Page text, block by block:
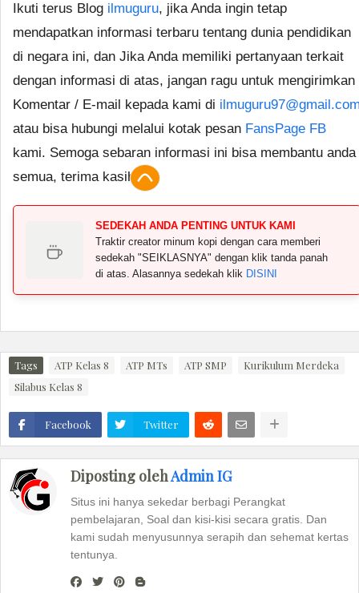
Ikuti terus Blog ilmuguru, jika Anda ingin tetap
mendapatkan informasi terbaru tentang dunia pendidikan
di negara ini, dan Jika Anda memiliki pertanyaan terkait
dengan informasi di atas, jangan ragu untuk mengirimkan
Komentar / E-mail kepada kami di
atau bisa hubungi melalui kotak pesan FansPage FB
kami. Semoga sebaran informasi ini bisa membantu anda
semua, terima kasih.
SEDEKAH ANDA PENTING UNTUK KAMI
Traktir creator minum kopi dengan cara memberi
sedekah "SEIKLASNYA" dengan klik tanda panah
di atas. Alasannya sedekah klik DISINI
Tags ATP Kelas 8 ATP MTs ATP SMP
Kurikulum Merdeka
Silabus Kelas 8
Facebook Twitter
Diposting olehAdmin IG
Situs ini hanya sekedar berbagi Perangkat
pembelajaran, Soal dan kisi-kisi secara gratis. Dan
kami sudah menyusunnya serapih dan sehemat kertas
tentunya.